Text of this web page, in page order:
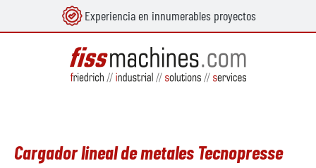
principal Experiencia en innumerables proyectos
Cargador lineal de metales Tecnopresse